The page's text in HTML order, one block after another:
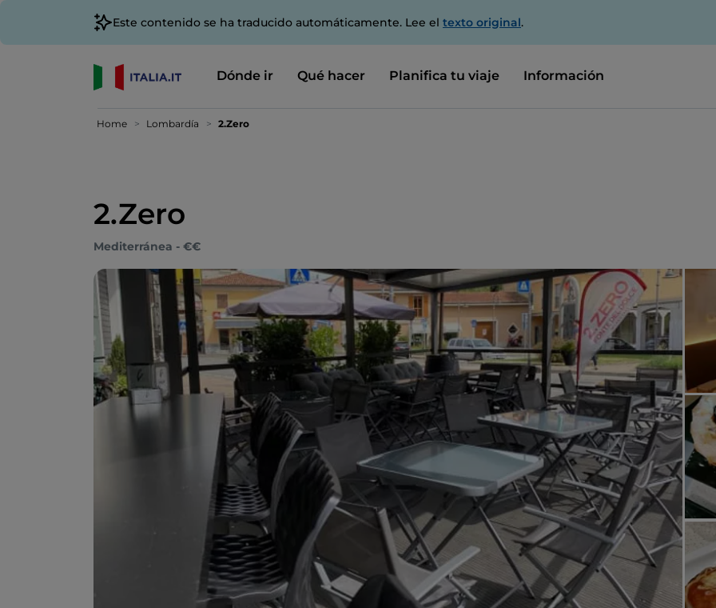
Este contenido se ha traducido automáticamente. Lee el texto original.
Dónde ir Qué hacer Planifica tu viaje Información
Home Lombardía 2.Zero
2.Zero
Mediterránea - €€